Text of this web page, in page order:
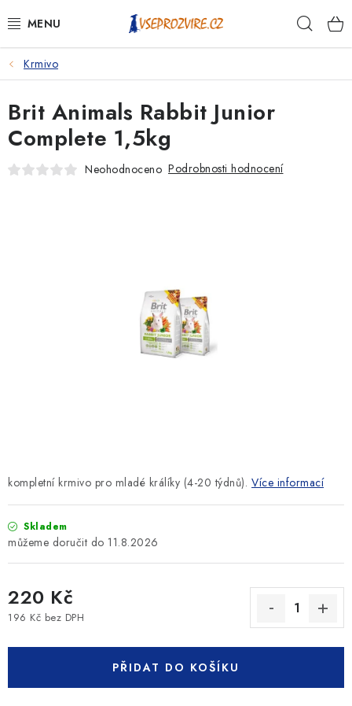
na
PSI
KOČKY
KONĚ
KRÁLÍCI/HLODAVCI/PTÁCI
Krmivo
kompletní krmivo pro mladé králíky (4-20 týdnů). Více informací
Skladem
11.8.2026
220 Kč
196 Kč bez DPH
PŘIDAT DO KOŠÍKU
Brit Animals Rabbit Junior
Complete 1,5kg
Neohodnoceno Podrobnosti hodnocení